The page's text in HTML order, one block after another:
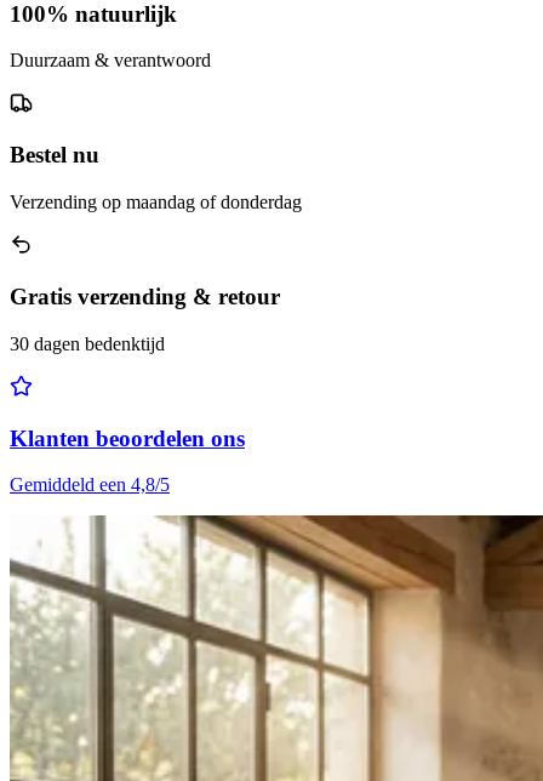
100% natuurlijk
Duurzaam & verantwoord
Bestel nu
Verzending op maandag of donderdag
Gratis verzending & retour
30 dagen bedenktijd
Klanten beoordelen ons
Gemiddeld een 4,8/5